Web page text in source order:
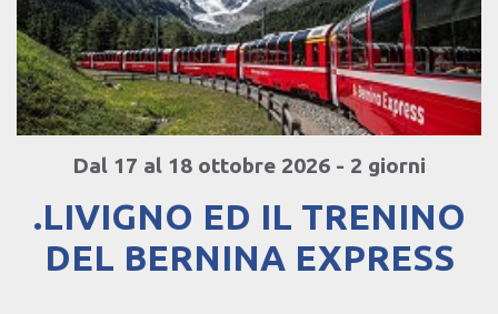
Dal 17 al 18 ottobre 2026 - 2 giorni
.LIVIGNO ED IL TRENINO
DEL BERNINA EXPRESS